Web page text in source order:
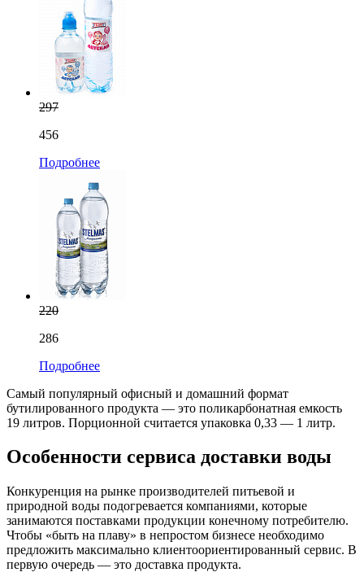
297
456
Подробнее
220
286
Подробнее
Самый популярный офисный и домашний формат
бутилированного продукта — это поликарбонатная емкость
19 литров. Порционной считается упаковка 0,33 — 1 литр.
Особенности сервиса доставки воды
Конкуренция на рынке производителей питьевой и
природной воды подогревается компаниями, которые
занимаются поставками продукции конечному потребителю.
Чтобы «быть на плаву» в непростом бизнесе необходимо
предложить максимально клиентоориентированный сервис. В
первую очередь — это доставка продукта.